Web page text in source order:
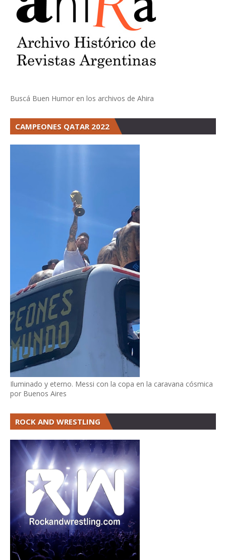
Buscá Buen Humor en los archivos de Ahira
CAMPEONES QATAR 2022
Iluminado y eterno. Messi con la copa en la caravana cósmica
por Buenos Aires
ROCK AND WRESTLING